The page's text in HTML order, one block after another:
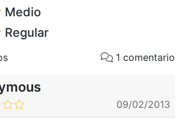
Medio
Regular
1 comentario
09/02/2013